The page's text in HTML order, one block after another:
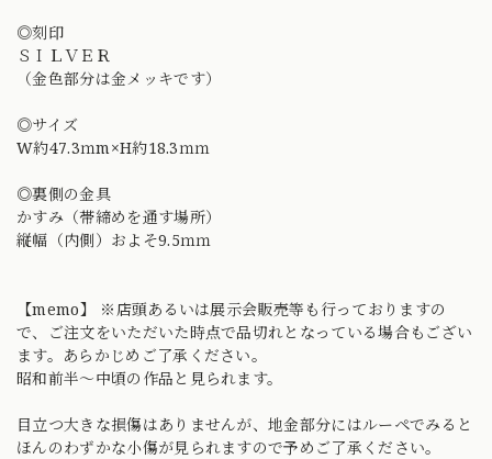
◎刻印
ＳＩＬＶＥＲ
（金色部分は金メッキです）
◎サイズ
W約47.3ｍm×H約18.3ｍｍ
◎裏側の金具
かすみ（帯締めを通す場所）
縦幅（内側）およそ9.5ｍｍ
【memo】 ※店頭あるいは展示会販売等も行っておりますの
で、ご注文をいただいた時点で品切れとなっている場合もござい
ます。あらかじめご了承ください。
昭和前半〜中頃の作品と見られます。
目立つ大きな損傷はありませんが、地金部分にはルーペでみると
ほんのわずかな小傷が見られますので予めご了承ください。